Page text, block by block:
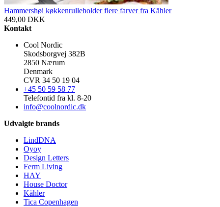
Hammershøi køkkenrulleholder flere farver fra Kähler
449,00 DKK
Kontakt
Cool Nordic
Skodsborgvej 382B
2850 Nærum
Denmark
CVR 34 50 19 04
+45 50 59 58 77
Telefontid fra kl. 8-20
info@coolnordic.dk
Udvalgte brands
LindDNA
Oyoy
Design Letters
Ferm Living
HAY
House Doctor
Kähler
Tica Copenhagen